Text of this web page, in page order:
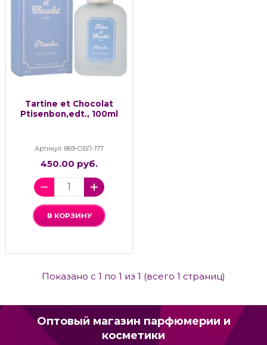
Tartine et Chocolat
Ptisenbon,edt., 100ml
Артикул: 869-ОБП-177
450.00 руб.
В КОРЗИНУ
Показано с 1 по 1 из 1 (всего 1 страниц)
Оптовый магазин парфюмерии и
косметики